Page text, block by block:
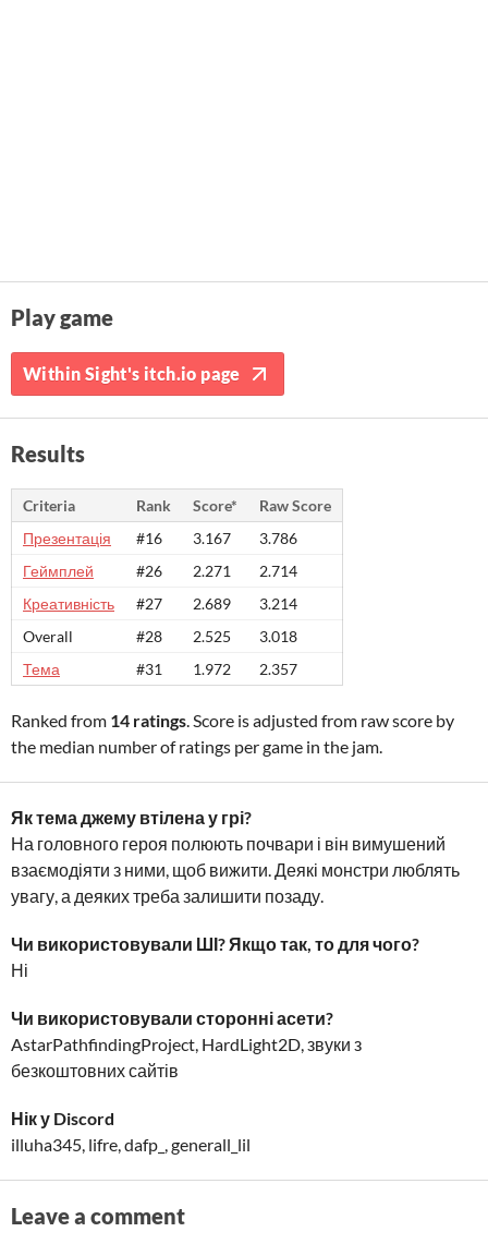
Play game
Within Sight's itch.io page
Results
Criteria Rank Score*
Raw Score
Презентація
#16 3.167
3.786
Геймплей
#26 2.271
2.714
Креативність
#27 2.689
3.214
Overall
#28 2.525
3.018
Тема
#31 1.972 2.357
Ranked from 14 ratings. Score is adjusted from raw score by
the median number of ratings per game in the jam.
Як тема джему втілена у грі?
На головного героя полюють почвари і він вимушений
взаємодіяти з ними, щоб вижити​​. Деякі монстри люблять
увагу, а деяких треба залишити позаду.
Чи використовували ШІ? Якщо так, то для чого?
Ні
Чи використовували сторонні асети?
AstarPathfindingProject​, HardLight2D, звуки з
безкоштовних сайтів
Нік у Discord
​illuha345, lifre, dafp_, generall_lil
Leave a comment